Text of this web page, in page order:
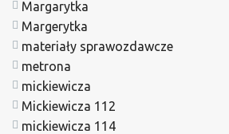
Margarytka
Margerytka
materiały sprawozdawcze
metrona
mickiewicza
Mickiewicza 112
mickiewicza 114